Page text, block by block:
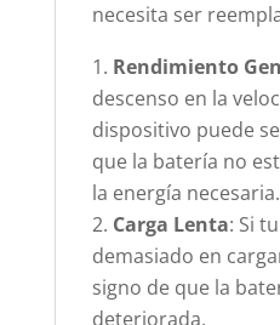
necesita ser
Rendimiento
descenso en la
dispositivo puede
que la batería no
la energía necesaria.
Carga Lenta: Si
demasiado en
signo de que la
deteriorada.